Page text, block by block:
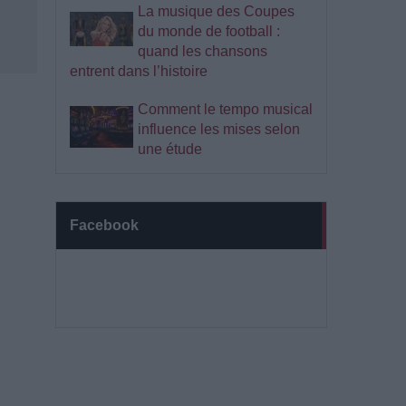
La musique des Coupes
du monde de football :
quand les chansons
entrent dans l’histoire
Comment le tempo musical
influence les mises selon
une étude
Facebook